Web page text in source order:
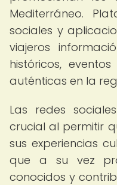
Mediterráneo.
sociales y
viajeros
históricos,
auténticas en la
Las redes
crucial al permitir
sus experiencias
que a su vez
conocidos y